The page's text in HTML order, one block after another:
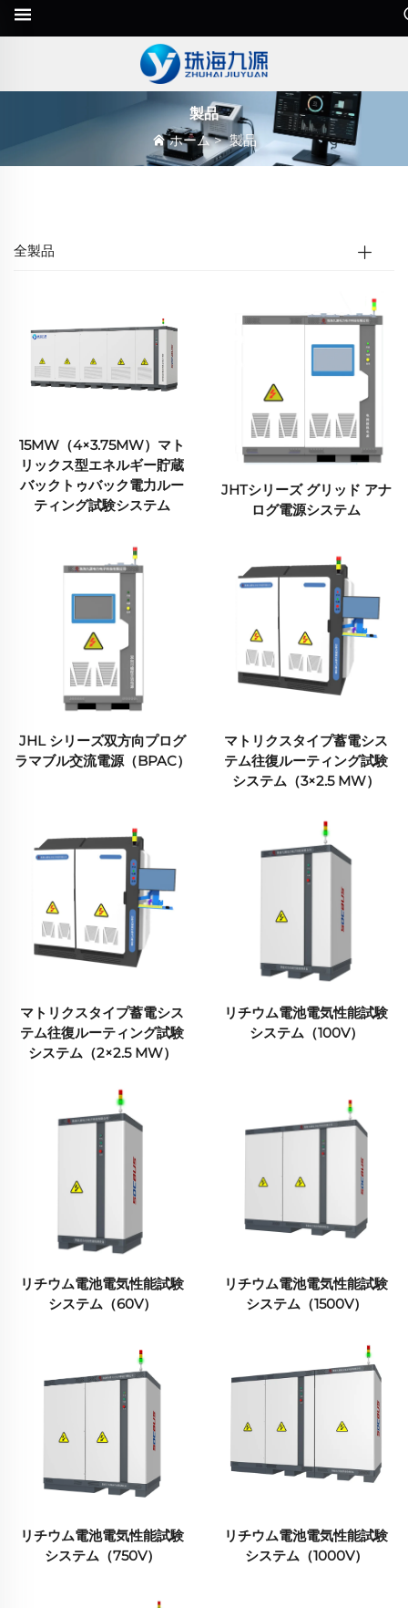
製品
ホーム>製品
全製品
15MW（4×3.75MW）マト
リックス型エネルギー貯蔵
バックトゥバック電力ルー
ティング試験システム
JHTシリーズ グリッド アナ
ログ電源システム
JHL シリーズ双方向プログ
ラマブル交流電源（BPAC）
マトリクスタイプ蓄電シス
テム往復ルーティング試験
システム（3×2.5 MW）
マトリクスタイプ蓄電シス
テム往復ルーティング試験
システム（2×2.5 MW）
リチウム電池電気性能試験
システム（100V）
リチウム電池電気性能試験
システム（60V）
リチウム電池電気性能試験
システム（1500V）
リチウム電池電気性能試験
システム（750V）
リチウム電池電気性能試験
システム（1000V）